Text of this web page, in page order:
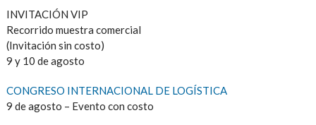
INVITACIÓN VIP
Recorrido muestra comercial
(Invitación sin costo)
9 y 10 de agosto
CONGRESO INTERNACIONAL DE LOGÍSTICA
9 de agosto – Evento con costo